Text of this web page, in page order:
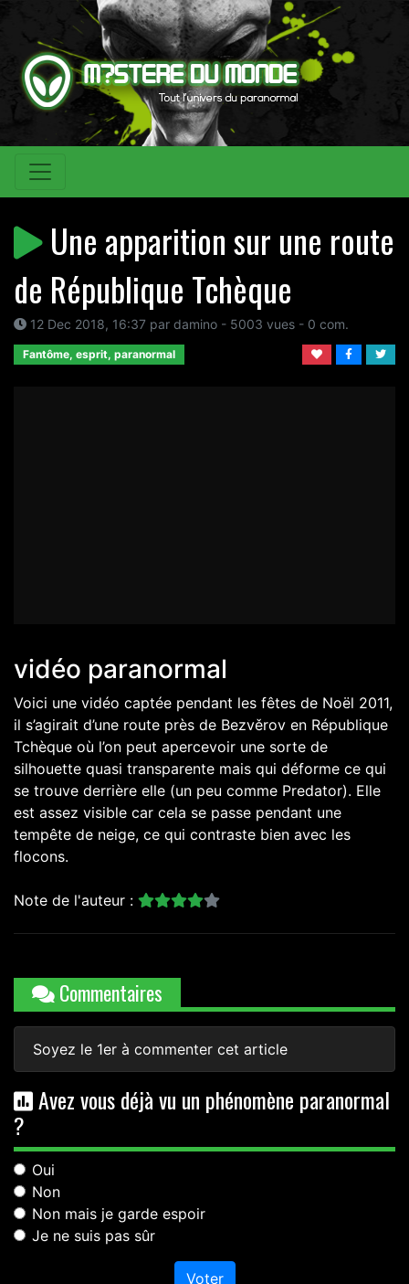
Une apparition sur une route
de République Tchèque
12 Dec 2018, 16:37 par damino - 5003 vues - 0 com.
Fantôme, esprit, paranormal
vidéo paranormal
Voici une vidéo captée pendant les fêtes de Noël 2011,
il s’agirait d’une route près de Bezvěrov en République
Tchèque où l’on peut apercevoir une sorte de
silhouette quasi transparente mais qui déforme ce qui
se trouve derrière elle (un peu comme Predator). Elle
est assez visible car cela se passe pendant une
tempête de neige, ce qui contraste bien avec les
flocons.
Note de l'auteur :
Commentaires
Soyez le 1er à commenter cet article
Avez vous déjà vu un phénomène paranormal
?
Oui
Non
Non mais je garde espoir
Je ne suis pas sûr
Voter